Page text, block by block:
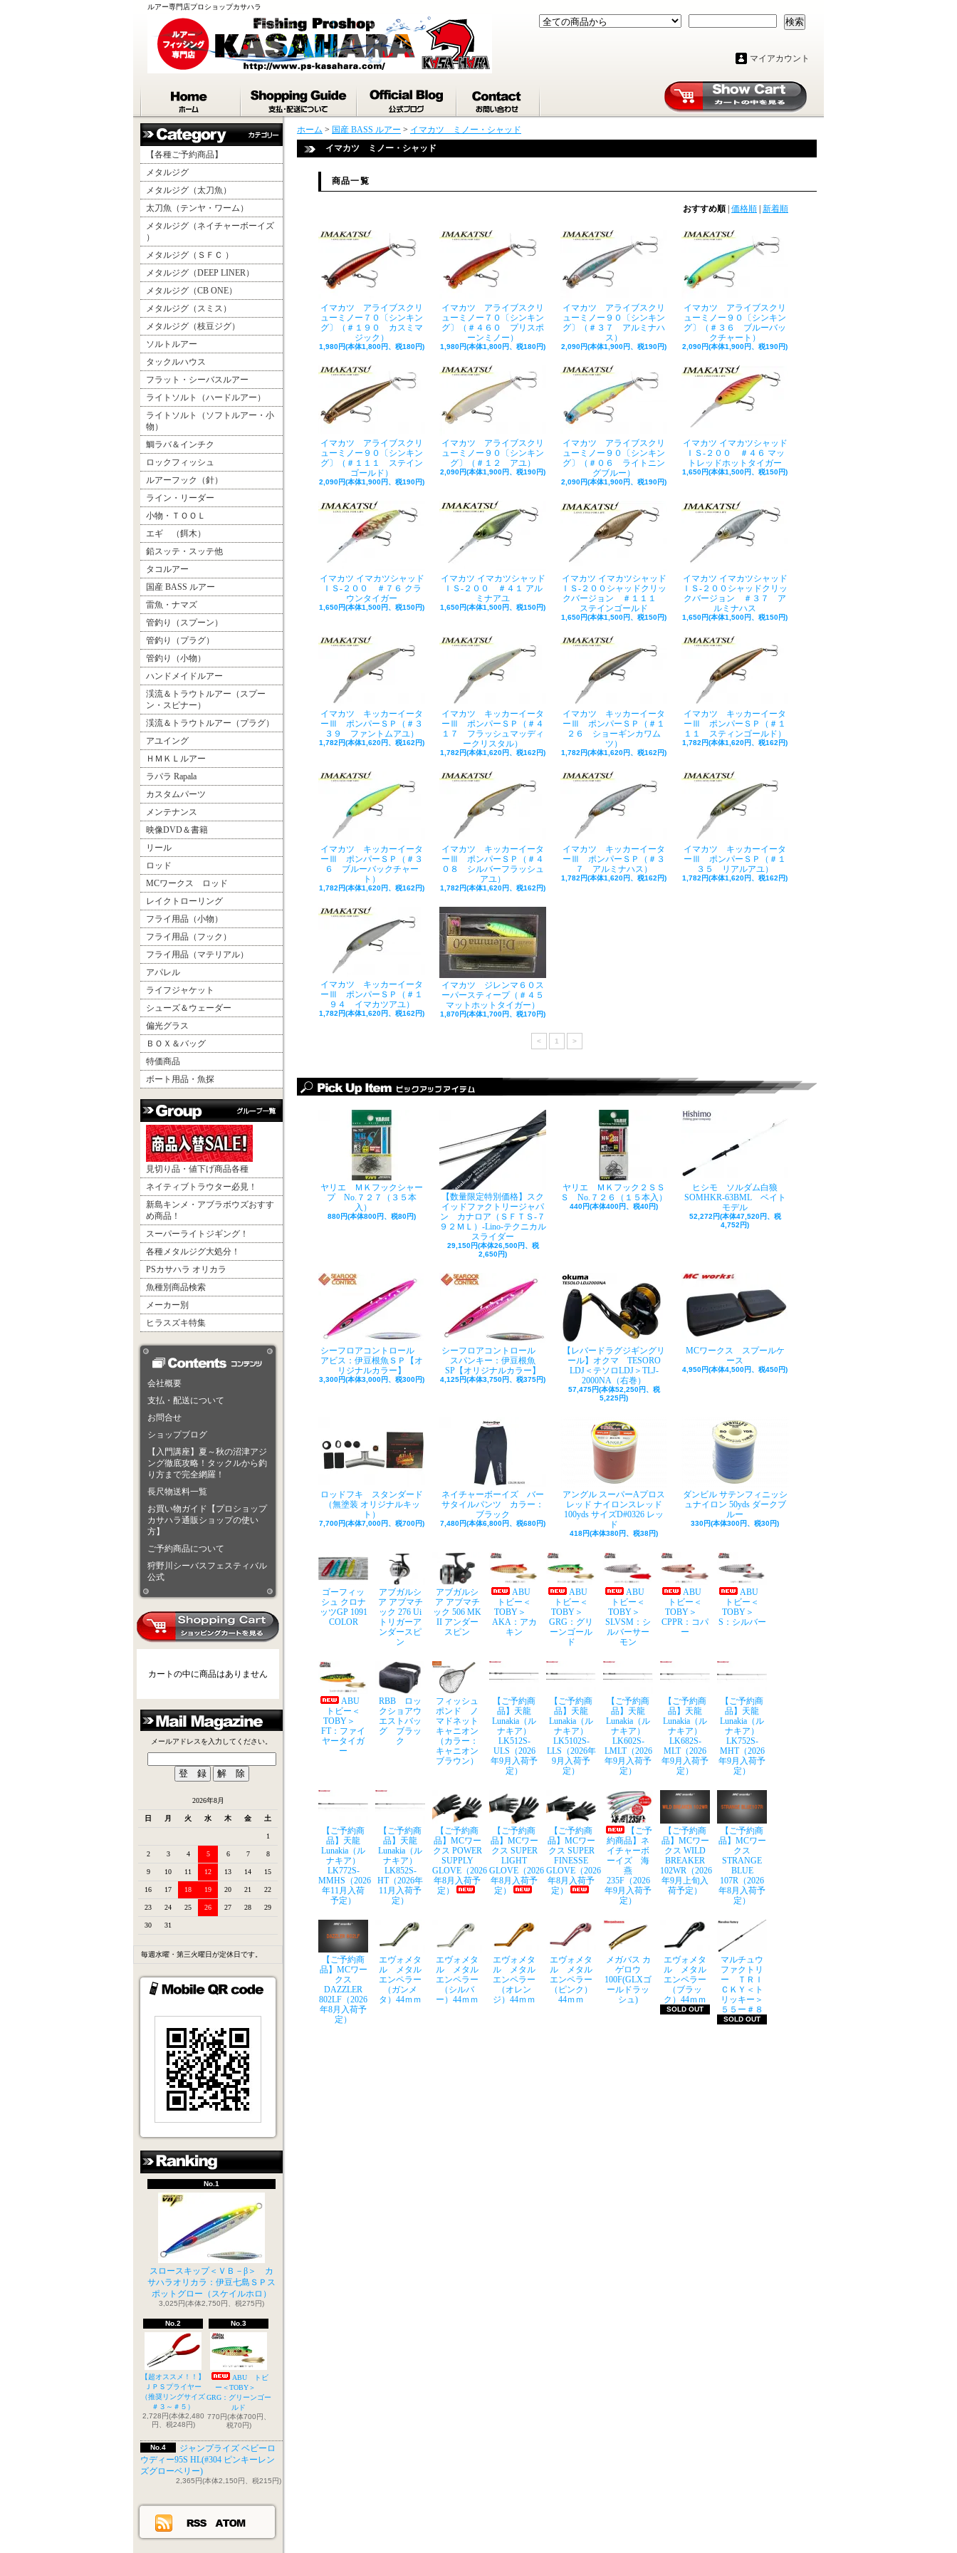
ルアー専門店プロショップカサハラ
検索
マイアカウント
【各種ご予約商品】
メタルジグ
メタルジグ（太刀魚）
太刀魚（テンヤ・ワーム）
メタルジグ（ネイチャーボーイズ
）
メタルジグ（ＳＦＣ ）
メタルジグ（DEEP LINER）
メタルジグ（CB ONE）
メタルジグ（スミス）
メタルジグ（枝豆ジグ）
ソルトルアー
タックルハウス
フラット・シーバスルアー
ライトソルト（ハードルアー）
ライトソルト（ソフトルアー・小
物）
鯛ラバ＆インチク
ロックフィッシュ
ルアーフック（針）
ライン・リーダー
小物・ＴＯＯＬ
エギ （餌木）
鉛スッテ・スッテ他
タコルアー
国産 BASS ルアー
雷魚・ナマズ
管釣り（スプーン）
管釣り（プラグ）
管釣り（小物）
ハンドメイドルアー
渓流＆トラウトルアー（スプー
ン・スピナー）
渓流＆トラウトルアー（プラグ）
アユイング
ＨＭＫＬルアー
ラパラ Rapala
カスタムパーツ
メンテナンス
映像DVD＆書籍
リール
ロッド
MCワークス ロッド
レイクトローリング
フライ用品（小物）
フライ用品（フック）
フライ用品（マテリアル）
アパレル
ライフジャケット
シューズ＆ウェーダー
偏光グラス
ＢＯＸ＆バッグ
特価商品
ボート用品・魚探
見切り品・値下げ商品各種
ネイティブトラウター必見！
新島キンメ・アブラボウズおすす
め商品！
スーパーライトジギング！
各種メタルジグ大処分！
PSカサハラ オリカラ
魚種別商品検索
メーカー別
ヒラスズキ特集
会社概要
支払・配送について
お問合せ
ショップブログ
【入門講座】夏～秋の沼津アジ
ング徹底攻略！タックルから釣
り方まで完全網羅！
長尺物送料一覧
お買い物ガイド【プロショップ
カサハラ通販ショップの使い
方】
ご予約商品について
狩野川シーバスフェスティバル
公式
カートの中に商品はありません
メールアドレスを入力してください。
2026年8月
日 月 火 水 木 金 土
1
2 3 4 5 6 7 8
9 10 11 12 13 14 15
16 17 18 19 20 21 22
23 24 25 26 27 28 29
30 31
毎週水曜・第三火曜日が定休日です。
No.1
スロースキップ＜ＶＢ－β＞ カ
サハラオリカラ：伊豆七島ＳＰス
ポットグロー（スケイルホロ）
3,025円(本体2,750円、税275円)
No.2
【超オススメ！！】
ＪＰＳプライヤー
（推奨リングサイズ
＃３～＃５）
2,728円(本体2,480
円、税248円)
No.3
ABU トビ
ー＜TOBY＞
GRG：グリーンゴー
ルド
770円(本体700円、
税70円)
No.4
ジャンプライズ ベビーロ
ウディー95S HL(#304 ピンキーレン
ズグローベリー)
2,365円(本体2,150円、税215円)
ホーム > 国産 BASS ルアー > イマカツ ミノー・シャッド
イマカツ ミノー・シャッド
商品一覧
おすすめ順 価格順 新着順
イマカツ アライブスクリ
ューミノー７０〔シンキン
グ〕（＃１９０ カスミマ
ジック）
1,980円(本体1,800円、税180円)
イマカツ アライブスクリ
ューミノー７０〔シンキン
グ〕（＃４６０ プリスポ
ーンミノー）
1,980円(本体1,800円、税180円)
イマカツ アライブスクリ
ューミノー９０〔シンキン
グ〕（＃３７ アルミナハ
ス）
2,090円(本体1,900円、税190円)
イマカツ アライブスクリ
ューミノー９０〔シンキン
グ〕（＃３６ ブルーバッ
クチャート）
2,090円(本体1,900円、税190円)
イマカツ アライブスクリ
ューミノー９０〔シンキン
グ〕（＃１１１ ステイン
ゴールド）
2,090円(本体1,900円、税190円)
イマカツ アライブスクリ
ューミノー９０〔シンキン
グ〕（＃１２ アユ）
2,090円(本体1,900円、税190円)
イマカツ アライブスクリ
ューミノー９０〔シンキン
グ〕（＃０６ ライトニン
グブルー）
2,090円(本体1,900円、税190円)
イマカツ イマカツシャッド
ＩＳ-２００ ＃４６ マッ
トレッドホットタイガー
1,650円(本体1,500円、税150円)
イマカツ イマカツシャッド
ＩＳ-２００ ＃７６ クラ
ウンタイガー
1,650円(本体1,500円、税150円)
イマカツ イマカツシャッド
ＩＳ-２００ ＃４１ アル
ミナアユ
1,650円(本体1,500円、税150円)
イマカツ イマカツシャッド
ＩＳ-２００シャッドクリッ
クバージョン ＃１１１
ステインゴールド
1,650円(本体1,500円、税150円)
イマカツ イマカツシャッド
ＩＳ-２００シャッドクリッ
クバージョン ＃３７ ア
ルミナハス
1,650円(本体1,500円、税150円)
イマカツ キッカーイータ
ーⅢ ポンパーＳＰ（＃３
３９ ファントムアユ）
1,782円(本体1,620円、税162円)
イマカツ キッカーイータ
ーⅢ ポンパーＳＰ（＃４
１７ フラッシュマッディ
ークリスタル）
1,782円(本体1,620円、税162円)
イマカツ キッカーイータ
ーⅢ ポンパーＳＰ（＃１
２６ ショーギンカワム
ツ）
1,782円(本体1,620円、税162円)
イマカツ キッカーイータ
ーⅢ ポンパーＳＰ（＃１
１１ スティンゴールド）
1,782円(本体1,620円、税162円)
イマカツ キッカーイータ
ーⅢ ポンパーＳＰ（＃３
６ ブルーバックチャー
ト）
1,782円(本体1,620円、税162円)
イマカツ キッカーイータ
ーⅢ ポンパーＳＰ（＃４
０８ シルバーフラッシュ
アユ）
1,782円(本体1,620円、税162円)
イマカツ キッカーイータ
ーⅢ ポンパーＳＰ（＃３
７ アルミナハス）
1,782円(本体1,620円、税162円)
イマカツ キッカーイータ
ーⅢ ポンパーＳＰ（＃１
３５ リアルアユ）
1,782円(本体1,620円、税162円)
イマカツ キッカーイータ
ーⅢ ポンパーＳＰ（＃１
９４ イマカツアユ）
1,782円(本体1,620円、税162円)
イマカツ ジレンマ６０ス
ーパースティープ（＃４５
マットホットタイガー）
1,870円(本体1,700円、税170円)
< 1 >
ヤリエ ＭＫフックシャー
プ No.７２７（３５本
入）
880円(本体800円、税80円)
【数量限定特別価格】スク
イッドファクトリージャパ
ン カナロア（ＳＦＴＳ-７
９２ＭＬ）-Lino-テクニカル
スライダー
29,150円(本体26,500円、税
2,650円)
ヤリエ ＭＫフック２ＳＳ
Ｓ No.７２６（１５本入）
440円(本体400円、税40円)
ヒシモ ソルダム白狼
SOMHKR-63BML ベイト
モデル
52,272円(本体47,520円、税
4,752円)
シーフロアコントロール
アビス：伊豆根魚ＳＰ【オ
リジナルカラー】
3,300円(本体3,000円、税300円)
シーフロアコントロール
スパンキー：伊豆根魚
SP【オリジナルカラー】
4,125円(本体3,750円、税375円)
【レバードラグジギングリ
ール】オクマ TESORO
LDJ＜テソロLDJ＞TLJ-
2000NA（右巻）
57,475円(本体52,250円、税
5,225円)
MCワークス スプールケ
ース
4,950円(本体4,500円、税450円)
ロッドフキ スタンダード
（無塗装 オリジナルキッ
ト）
7,700円(本体7,000円、税700円)
ネイチャーボーイズ バー
サタイルパンツ カラー：
ブラック
7,480円(本体6,800円、税680円)
アングル スーパーAプロス
レッド ナイロンスレッド
100yds サイズD#0326 レッ
ド
418円(本体380円、税38円)
ダンビル サテンフィニッシ
ュナイロン 50yds ダークブ
ルー
330円(本体300円、税30円)
ゴーフィッ
シュ クロナ
ッツGP 1091
COLOR
アブガルシ
ア アブマチ
ック 276 Ui
トリガーア
ンダースピ
ン
アブガルシ
ア アブマチ
ック 506 MK
II アンダー
スピン
ABU
トビー＜
TOBY＞
AKA：アカ
キン
ABU
トビー＜
TOBY＞
GRG：グリ
ーンゴール
ド
ABU
トビー＜
TOBY＞
SLVSM：シ
ルバーサー
モン
ABU
トビー＜
TOBY＞
CPPR：コパ
ー
ABU
トビー＜
TOBY＞
S：シルバー
ABU
トビー＜
TOBY＞
FT：ファイ
ヤータイガ
ー
RBB ロッ
クショアウ
エストバッ
グ ブラッ
ク
フィッシュ
ポンド ノ
マドネット
キャニオン
（カラー：
キャニオン
ブラウン）
【ご予約商
品】天龍
Lunakia（ル
ナキア）
LK512S-
ULS（2026
年9月入荷予
定）
【ご予約商
品】天龍
Lunakia（ル
ナキア）
LK5102S-
LLS（2026年
9月入荷予
定）
【ご予約商
品】天龍
Lunakia（ル
ナキア）
LK602S-
LMLT（2026
年9月入荷予
定）
【ご予約商
品】天龍
Lunakia（ル
ナキア）
LK682S-
MLT（2026
年9月入荷予
定）
【ご予約商
品】天龍
Lunakia（ル
ナキア）
LK752S-
MHT（2026
年9月入荷予
定）
【ご予約商
品】天龍
Lunakia（ル
ナキア）
LK772S-
MMHS（2026
年11月入荷
予定）
【ご予約商
品】天龍
Lunakia（ル
ナキア）
LK852S-
HT（2026年
11月入荷予
定）
【ご予約商
品】MCワー
クス POWER
SUPPLY
GLOVE（2026
年8月入荷予
定）
【ご予約商
品】MCワー
クス SUPER
LIGHT
GLOVE（2026
年8月入荷予
定）
【ご予約商
品】MCワー
クス SUPER
FINESSE
GLOVE（2026
年8月入荷予
定）
【ご予
約商品】ネ
イチャーボ
ーイズ 海
燕
235F（2026
年9月入荷予
定）
【ご予約商
品】MCワー
クス WILD
BREAKER
102WR（2026
年9月上旬入
荷予定）
【ご予約商
品】MCワー
クス
STRANGE
BLUE
107R（2026
年8月入荷予
定）
【ご予約商
品】MCワー
クス
DAZZLER
802LF（2026
年8月入荷予
定）
エヴォメタ
ル メタル
エンペラー
（ガンメ
タ）44ｍｍ
エヴォメタ
ル メタル
エンペラー
（シルバ
ー）44ｍｍ
エヴォメタ
ル メタル
エンペラー
（オレン
ジ）44ｍｍ
エヴォメタ
ル メタル
エンペラー
（ピンク）
44ｍｍ
メガバス カ
ゲロウ
100F(GLXゴ
ールドラッ
シュ)
エヴォメタ
ル メタル
エンペラー
（ブラッ
ク）44ｍｍ
SOLD OUT
マルチュウ
ファクトリ
ー ＴＲＩ
ＣＫＹ＜ト
リッキー＞
５５ー＃８
SOLD OUT